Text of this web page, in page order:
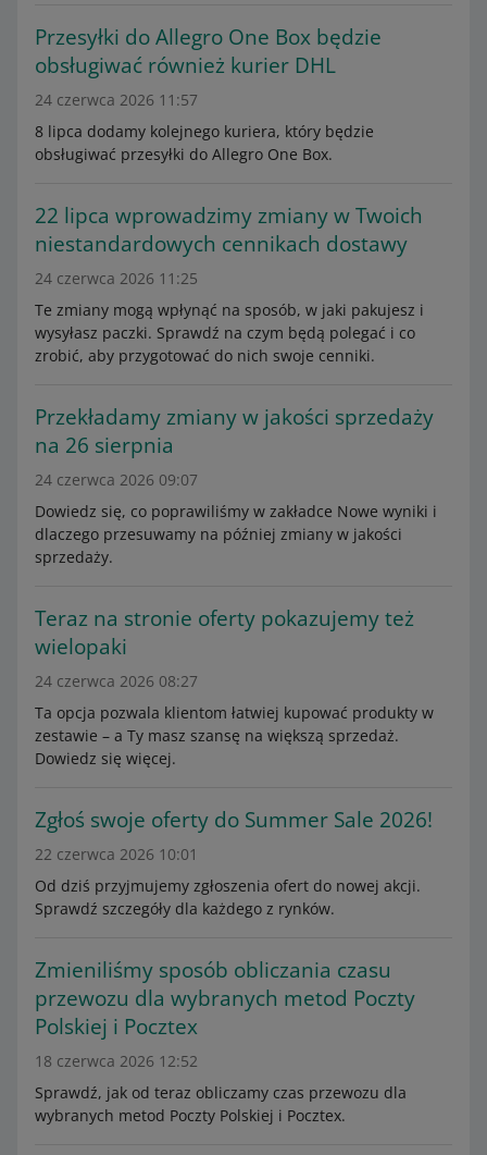
Przesyłki do Allegro One Box będzie
obsługiwać również kurier DHL
24 czerwca 2026 11:57
8 lipca dodamy kolejnego kuriera, który będzie
obsługiwać przesyłki do Allegro One Box.
22 lipca wprowadzimy zmiany w Twoich
niestandardowych cennikach dostawy
24 czerwca 2026 11:25
Te zmiany mogą wpłynąć na sposób, w jaki pakujesz i
wysyłasz paczki. Sprawdź na czym będą polegać i co
zrobić, aby przygotować do nich swoje cenniki.
Przekładamy zmiany w jakości sprzedaży
na 26 sierpnia
24 czerwca 2026 09:07
Dowiedz się, co poprawiliśmy w zakładce Nowe wyniki i
dlaczego przesuwamy na później zmiany w jakości
sprzedaży.
Teraz na stronie oferty pokazujemy też
wielopaki
24 czerwca 2026 08:27
Ta opcja pozwala klientom łatwiej kupować produkty w
zestawie – a Ty masz szansę na większą sprzedaż.
Dowiedz się więcej.
Zgłoś swoje oferty do Summer Sale 2026!
22 czerwca 2026 10:01
Od dziś przyjmujemy zgłoszenia ofert do nowej akcji.
Sprawdź szczegóły dla każdego z rynków.
Zmieniliśmy sposób obliczania czasu
przewozu dla wybranych metod Poczty
Polskiej i Pocztex
18 czerwca 2026 12:52
Sprawdź, jak od teraz obliczamy czas przewozu dla
wybranych metod Poczty Polskiej i Pocztex.